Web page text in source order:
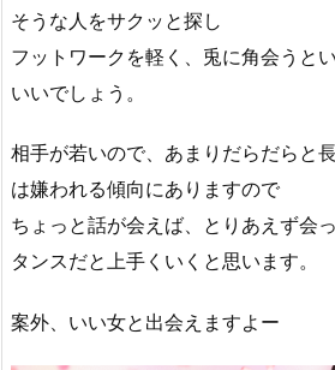
そうな人をサクッと探し
フットワークを軽く、兎に角会うと
いいでしょう。
相手が若いので、あまりだらだらと
は嫌われる傾向にありますので
ちょっと話が会えば、とりあえず会
タンスだと上手くいくと思います。
案外、いい女と出会えますよー